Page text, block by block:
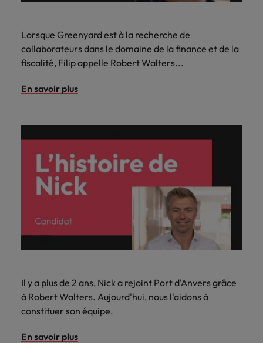
Lorsque Greenyard est à la recherche de
collaborateurs dans le domaine de la finance et de la
fiscalité, Filip appelle Robert Walters...
En savoir plus
Il y a plus de 2 ans, Nick a rejoint Port d'Anvers grâce
à Robert Walters. Aujourd'hui, nous l'aidons à
constituer son équipe.
En savoir plus